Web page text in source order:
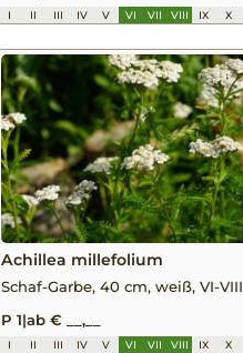
I II III IV V VI VII VIII IX X
Achillea millefolium
Schaf-Garbe, 40 cm, weiß, VI-VIII
P 1|ab € __,__
I II III IV V VI VII VIII IX X